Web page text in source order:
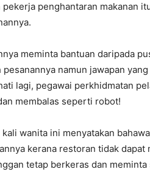
penghantaran makanan
meminta bantuan daripada
namun jawapan
lagi, pegawai perkhidmatan
membalas seperti robot!
wanita ini menyatakan
kerana restoran tidak
tetap berkeras dan